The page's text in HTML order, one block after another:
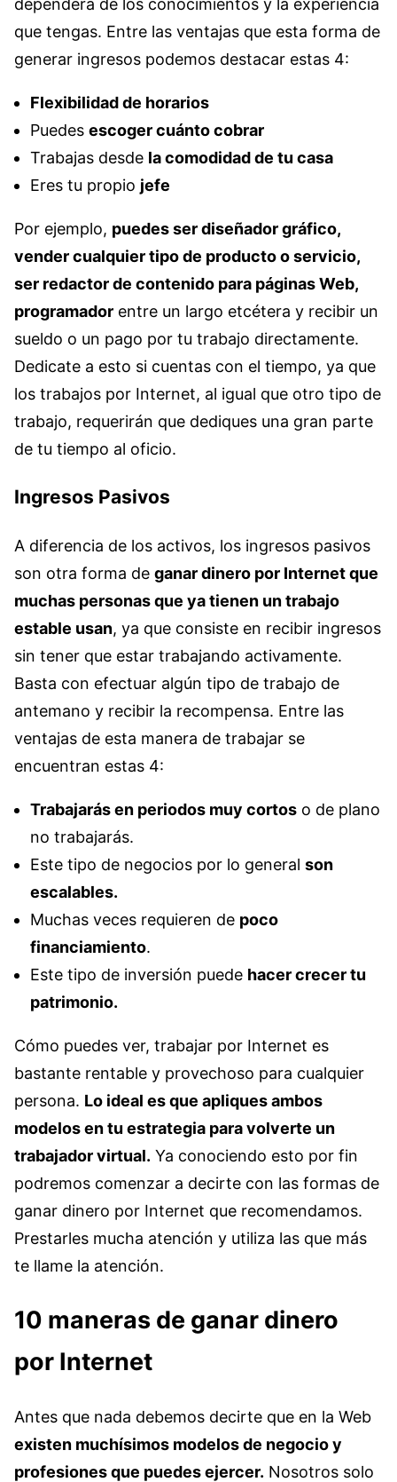
dependerá de los conocimientos y la experiencia
que tengas. Entre las ventajas que esta forma de
generar ingresos podemos destacar estas 4:
Flexibilidad de horarios
Puedes escoger cuánto cobrar
Trabajas desde la comodidad de tu casa
Eres tu propio jefe
Por ejemplo, puedes ser diseñador gráfico,
vender cualquier tipo de producto o servicio,
ser redactor de contenido para páginas Web,
programador entre un largo etcétera y recibir un
sueldo o un pago por tu trabajo directamente.
Dedicate a esto si cuentas con el tiempo, ya que
los trabajos por Internet, al igual que otro tipo de
trabajo, requerirán que dediques una gran parte
de tu tiempo al oficio.
Ingresos Pasivos
A diferencia de los activos, los ingresos pasivos
son otra forma de ganar dinero por Internet que
muchas personas que ya tienen un trabajo
estable usan, ya que consiste en recibir ingresos
sin tener que estar trabajando activamente.
Basta con efectuar algún tipo de trabajo de
antemano y recibir la recompensa. Entre las
ventajas de esta manera de trabajar se
encuentran estas 4:
Trabajarás en periodos muy cortos o de plano
no trabajarás.
Este tipo de negocios por lo general son
escalables.
Muchas veces requieren de poco
financiamiento.
Este tipo de inversión puede hacer crecer tu
patrimonio.
Cómo puedes ver, trabajar por Internet es
bastante rentable y provechoso para cualquier
persona. Lo ideal es que apliques ambos
modelos en tu estrategia para volverte un
trabajador virtual. Ya conociendo esto por fin
podremos comenzar a decirte con las formas de
ganar dinero por Internet que recomendamos.
Prestarles mucha atención y utiliza las que más
te llame la atención.
10 maneras de ganar dinero
por Internet
Antes que nada debemos decirte que en la Web
existen muchísimos modelos de negocio y
profesiones que puedes ejercer. Nosotros solo